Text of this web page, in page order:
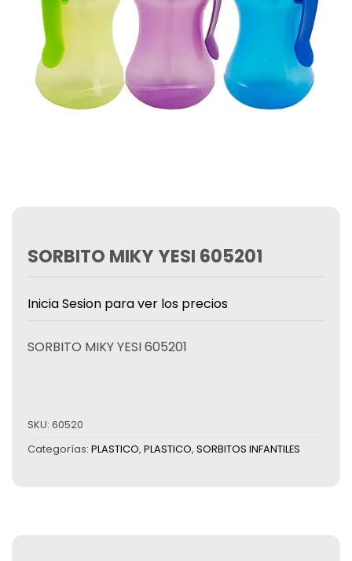
SORBITO MIKY YESI 605201
Inicia Sesion para ver los precios
SORBITO MIKY YESI 605201
SKU: 60520
Categorías: PLASTICO, PLASTICO, SORBITOS INFANTILES